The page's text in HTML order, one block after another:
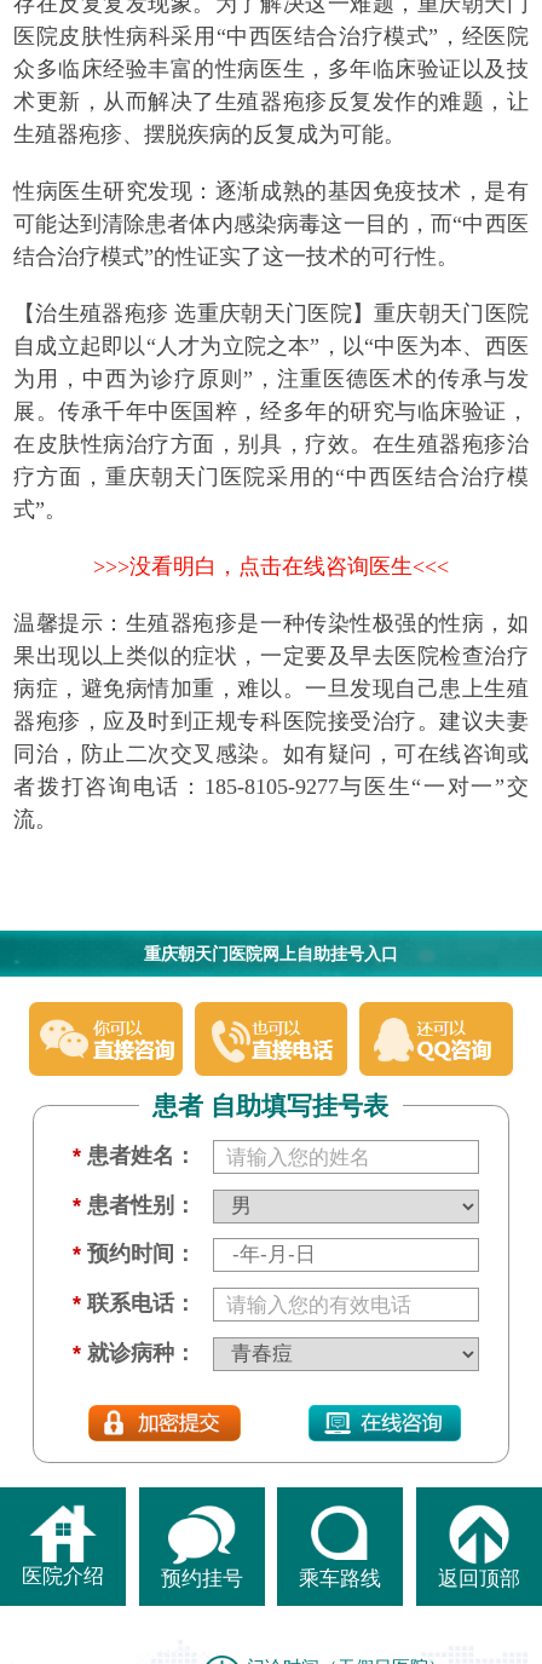
医院皮肤性病科采用“中西医结合治疗模式”，经医院
众多临床经验丰富的性病医生，多年临床验证以及技
术更新，从而解决了生殖器疱疹反复发作的难题，让
生殖器疱疹、摆脱疾病的反复成为可能。
性病医生研究发现：逐渐成熟的基因免疫技术，是有
可能达到清除患者体内感染病毒这一目的，而“中西医
结合治疗模式”的性证实了这一技术的可行性。
【治生殖器疱疹 选重庆朝天门医院】重庆朝天门医院
自成立起即以“人才为立院之本”，以“中医为本、西医
为用，中西为诊疗原则”，注重医德医术的传承与发
展。传承千年中医国粹，经多年的研究与临床验证，
在皮肤性病治疗方面，别具，疗效。在生殖器疱疹治
疗方面，重庆朝天门医院采用的“中西医结合治疗模
式”。
>>>没看明白，点击在线咨询医生<<<
温馨提示： 生殖器疱疹是一种传染性极强的性病，如
果出现以上类似的症状，一定要及早去医院检查治疗
病症，避免病情加重，难以。一旦发现自己患上生殖
器疱疹，应及时到正规专科医院接受治疗。建议夫妻
同治，防止二次交叉感染。如有疑问，可在线咨询或
者拨打咨询电话：185-8105-9277与医生“一对一”交
流。
重庆朝天门医院网上自助挂号入口
患者 自助填写挂号表
* 患者姓名：
* 患者性别：
* 预约时间：
* 联系电话：
* 就诊病种：
医院介绍 预约挂号 乘车路线 返回顶部